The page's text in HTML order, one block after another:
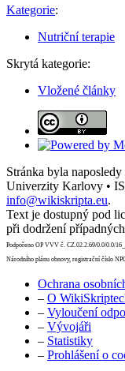
Kategorie:
Nutriční terapie
Skrytá kategorie:
Vložené články
Stránka byla
Univerzity Karlovy •
info@wikiskripta.eu.
Text je dostupný pod
při dodržení případných
Podpořeno OP VVV č. CZ.02.2.69/0.0/0.0/
Národního plánu obnovy, registrační číslo
Ochrana
– O
– Vyloučení
– Vývojáři
– Statistiky
– Prohlášení o